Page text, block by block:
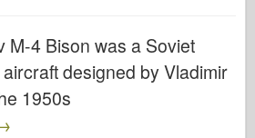
M-4 Bison was a Soviet
designed by Vladimir
1950s